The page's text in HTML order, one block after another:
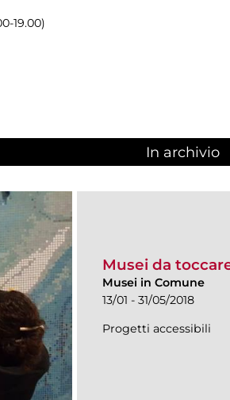
19.00)
In archivio
Musei da
Musei in Comune
13/01 - 31/05/2018
Progetti accessibili